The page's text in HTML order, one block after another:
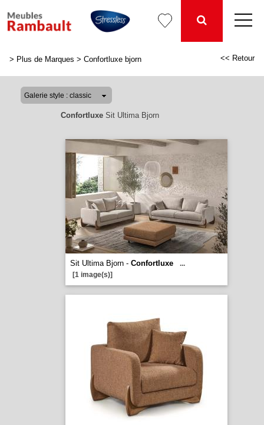
> Plus de Marques > Confortluxe bjorn << Retour
ConfortluxeSit Ultima Bjorn
Sit Ultima Bjorn - Confortluxe
...
[1 image(s)]